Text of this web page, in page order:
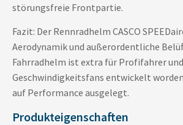
störungsfreie Frontpartie.
Fazit: Der Rennradhelm CASCO
Aerodynamik und außerordentliche
Fahrradhelm ist extra für Profifahrer und
Geschwindigkeitsfans entwickelt
auf Performance ausgelegt.
Produkteigenschaften